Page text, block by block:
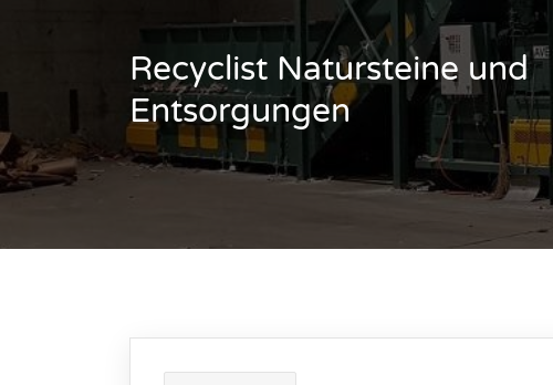
Recyclist Natursteine und
Entsorgungen